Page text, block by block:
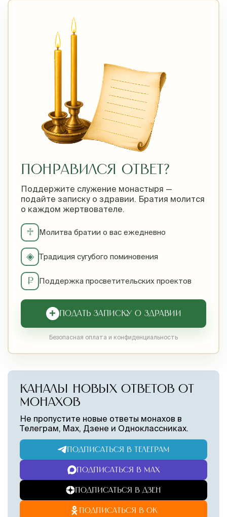
ПОНРАВИЛСЯ ОТВЕТ?
Поддержите служение монастыря —
подайте записку о здравии. Братия молится
о каждом жертвователе.
♱ Молитва братии о вас ежедневно
◈ Традиция сугубого поминовения
₽ Поддержка просветительских проектов
+ ПОДАТЬ ЗАПИСКУ О ЗДРАВИИ
Безопасная оплата и конфиденциальность
КАНАЛЫ НОВЫХ ОТВЕТОВ ОТ
МОНАХОВ
Не пропустите новые ответы монахов в
Телеграм, Max, Дзене и Одноклассниках.
ПОДПИСАТЬСЯ В ТЕЛЕГРАМ
ПОДПИСАТЬСЯ В MAX
ПОДПИСАТЬСЯ В ДЗЕН
ПОДПИСАТЬСЯ В ОК